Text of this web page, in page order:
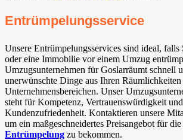
Entrümpelungsservice
Unsere Entrümpelungsservices sind ideal, falls
oder eine Immobilie vor einem Umzug
Umzugsunternehmen für Goslarräumt schnell
unerwünschte Dinge aus Ihren Räumlichkeiten
Unternehmensbereichen. Unser
steht für Kompetenz, Vertrauenswürdigkeit und
Kundenzufriedenheit. Kontaktieren unsere
um ein maßgeschneidertes Preisangebot für
Entrümpelung zu bekommen.